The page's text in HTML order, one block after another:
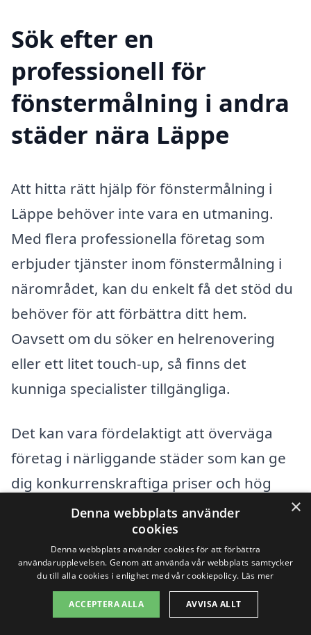
Sök efter en
professionell för
fönstermålning i andra
städer nära Läppe
Att hitta rätt hjälp för fönstermålning i
Läppe behöver inte vara en utmaning.
Med flera professionella företag som
erbjuder tjänster inom fönstermålning i
närområdet, kan du enkelt få det stöd du
behöver för att förbättra ditt hem.
Oavsett om du söker en helrenovering
eller ett litet touch-up, så finns det
kunniga specialister tillgängliga.
Det kan vara fördelaktigt att överväga
företag i närliggande städer som kan ge
dig konkurrenskraftiga priser och hög
kvalitet på utfört arbete. Här är några
städer du kan titta på för att hitta
professionella fönstermålare:
Vingåker
×
Denna webbplats använder
cookies
Denna webbplats använder cookies för att förbättra
användarupplevelsen. Genom att använda vår webbplats samtycker
du till alla cookies i enlighet med vår cookiepolicy. Läs mer
ACCEPTERA ALLA AVVISA ALLT